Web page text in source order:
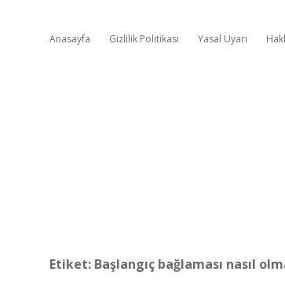
Anasayfa Gizlilik Politikası Yasal Uyarı
Etiket: Başlangıç bağlaması nasıl